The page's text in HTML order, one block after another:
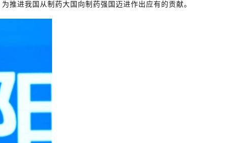
推进我国从制药大国向制药强国迈进作出应有的贡献。